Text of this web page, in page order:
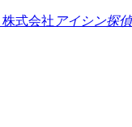
株式会社 アイシン探